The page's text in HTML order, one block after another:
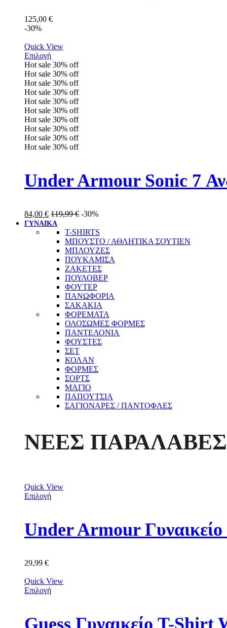
125,00 €
-30%
Quick View
Επιλογή
Hot sale 30% off
Hot sale 30% off
Hot sale 30% off
Hot sale 30% off
Hot sale 30% off
Hot sale 30% off
Hot sale 30% off
Hot sale 30% off
Hot sale 30% off
Hot sale 30% off
Under Armour Sonic 7
84,00 € 119,99€ -30%
ΓΥΝΑΙΚΑ
T-SHIRTS
ΜΠΟΥΣΤΟ / ΑΘΛΗΤΙΚΑ ΣΟΥΤΙΕΝ
ΜΠΛΟΥΖΕΣ
ΠΟΥΚΑΜΙΣΑ
ΖΑΚΕΤΕΣ
ΠΟΥΛΟΒΕΡ
ΦΟΥΤΕΡ
ΠΑΝΩΦΟΡΙΑ
ΣΑΚΑΚΙΑ
ΦΟΡΕΜΑΤΑ
ΟΛΟΣΩΜΕΣ ΦΟΡΜΕΣ
ΠΑΝΤΕΛΟΝΙΑ
ΦΟΥΣΤΕΣ
ΣΕΤ
ΚΟΛΑΝ
ΦΟΡΜΕΣ
ΣΟΡΤΣ
ΜΑΓΙΟ
ΠΑΠΟΥΤΣΙΑ
ΣΑΓΙΟΝΑΡΕΣ / ΠΑΝΤΟΦΛΕΣ
ΝΕΕΣ ΠΑΡΑΛΑΒΕΣ
Quick View
Επιλογή
Under Armour
29,99 €
Quick View
Επιλογή